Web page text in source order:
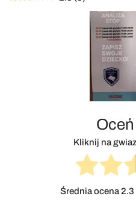
Kliknij na
Średnia ocena2.3